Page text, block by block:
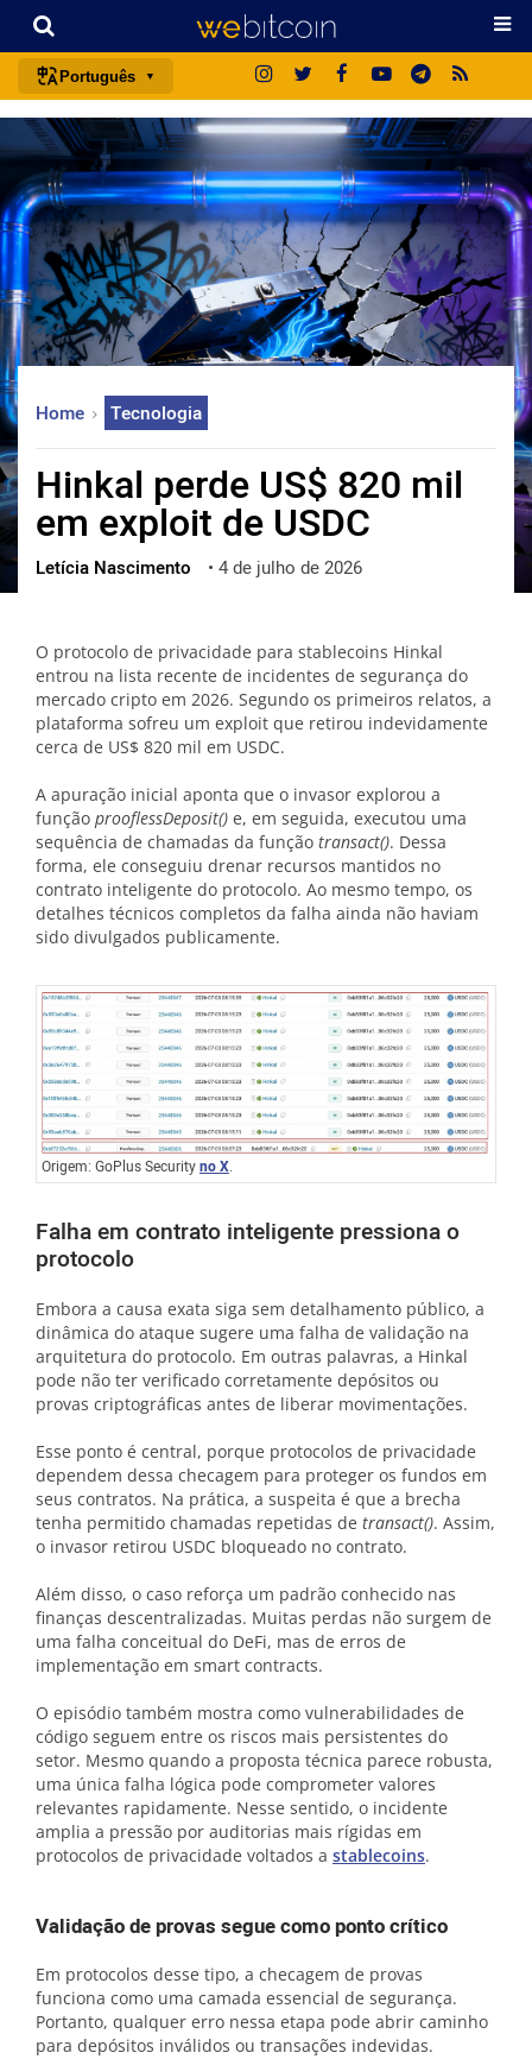
Português
português (BR)
english
español
français
italiano
deutsch
日本語
русский
العربية
ไทย
ქართული
Home Tecnologia
Hinkal perde US$ 820 mil
em exploit de USDC
Letícia Nascimento • 4 de julho de 2026
O protocolo de privacidade para stablecoins Hinkal
entrou na lista recente de incidentes de segurança do
mercado cripto em 2026. Segundo os primeiros relatos, a
plataforma sofreu um exploit que retirou indevidamente
cerca de US$ 820 mil em USDC.
A apuração inicial aponta que o invasor explorou a
função prooflessDeposit() e, em seguida, executou uma
sequência de chamadas da função transact(). Dessa
forma, ele conseguiu drenar recursos mantidos no
contrato inteligente do protocolo. Ao mesmo tempo, os
detalhes técnicos completos da falha ainda não haviam
sido divulgados publicamente.
Origem: GoPlus Securityno X.
Falha em contrato inteligente pressiona o
protocolo
Embora a causa exata siga sem detalhamento público, a
dinâmica do ataque sugere uma falha de validação na
arquitetura do protocolo. Em outras palavras, a Hinkal
pode não ter verificado corretamente depósitos ou
provas criptográficas antes de liberar movimentações.
Esse ponto é central, porque protocolos de privacidade
dependem dessa checagem para proteger os fundos em
seus contratos. Na prática, a suspeita é que a brecha
tenha permitido chamadas repetidas de transact(). Assim,
o invasor retirou USDC bloqueado no contrato.
Além disso, o caso reforça um padrão conhecido nas
finanças descentralizadas. Muitas perdas não surgem de
uma falha conceitual do DeFi, mas de erros de
implementação em smart contracts.
O episódio também mostra como vulnerabilidades de
código seguem entre os riscos mais persistentes do
setor. Mesmo quando a proposta técnica parece robusta,
uma única falha lógica pode comprometer valores
relevantes rapidamente. Nesse sentido, o incidente
amplia a pressão por auditorias mais rígidas em
protocolos de privacidade voltados a stablecoins.
Validação de provas segue como ponto crítico
Em protocolos desse tipo, a checagem de provas
funciona como uma camada essencial de segurança.
Portanto, qualquer erro nessa etapa pode abrir caminho
para depósitos inválidos ou transações indevidas.